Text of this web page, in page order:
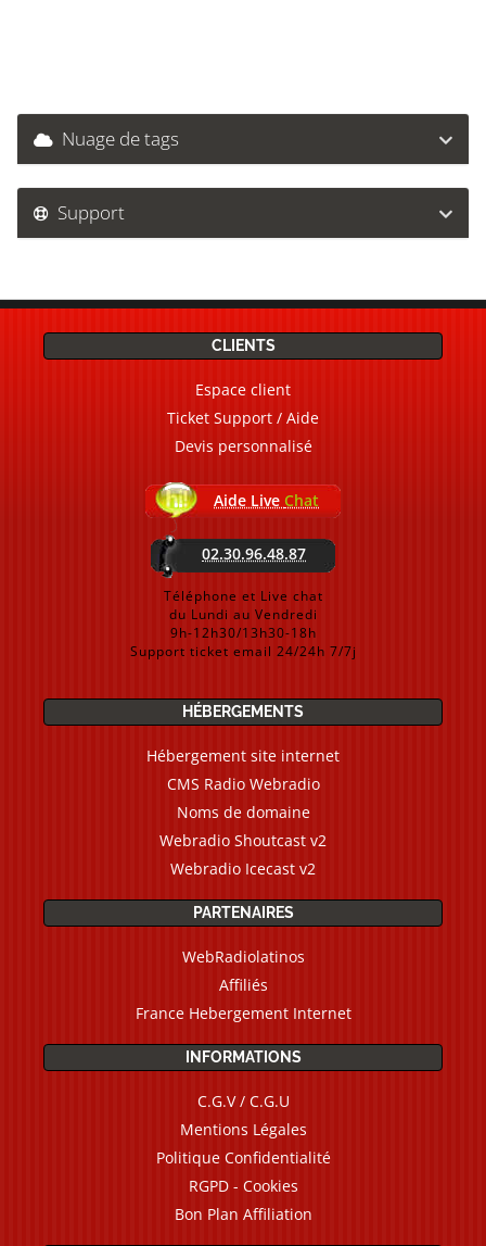
Nuage de tags
Support
CLIENTS
Espace client
Ticket Support / Aide
Devis personnalisé
Aide Live Chat
02.30.96.48.87
Téléphone et Live chat
du Lundi au Vendredi
9h-12h30/13h30-18h
Support ticket email 24/24h 7/7j
HÉBERGEMENTS
Hébergement site internet
CMS Radio Webradio
Noms de domaine
Webradio Shoutcast v2
Webradio Icecast v2
PARTENAIRES
WebRadiolatinos
Affiliés
France Hebergement Internet
INFORMATIONS
C.G.V / C.G.U
Mentions Légales
Politique Confidentialité
RGPD - Cookies
Bon Plan Affiliation